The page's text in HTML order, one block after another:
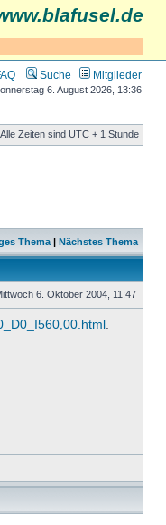
Suche Mitglieder
6. August 2026, 13:36
Alle Zeiten sind UTC + 1 Stunde
Thema | Nächstes Thema
6. Oktober 2004, 11:47